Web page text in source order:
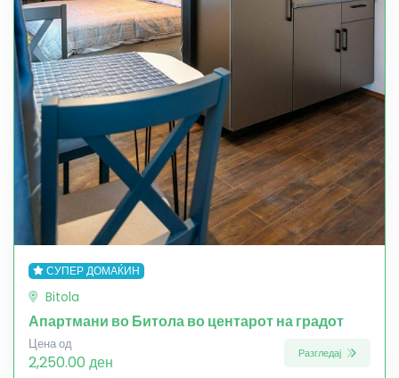
СУПЕР ДОМАЌИН
Bitola
Апартмани во Битола во центарот на градот
Цена од
2,250.00 ден Разгледај